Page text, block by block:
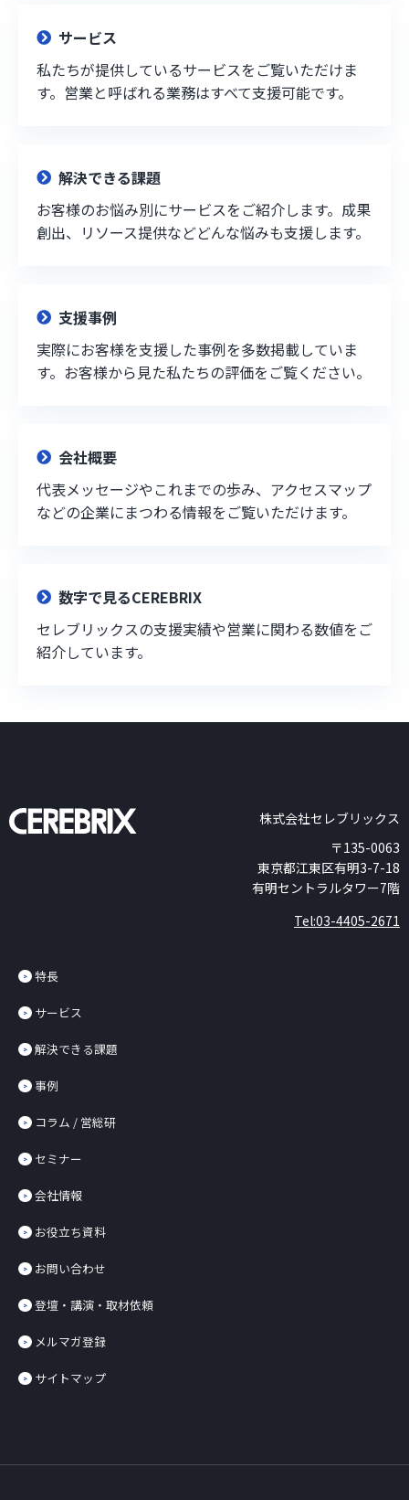
サービス
私たちが提供しているサービスをご覧いただけま
す。営業と呼ばれる業務はすべて支援可能です。
解決できる課題
お客様のお悩み別にサービスをご紹介します。成果
創出、リソース提供などどんな悩みも支援します。
支援事例
実際にお客様を支援した事例を多数掲載していま
す。お客様から見た私たちの評価をご覧ください。
会社概要
代表メッセージやこれまでの歩み、アクセスマップ
などの企業にまつわる情報をご覧いただけます。
数字で見るCEREBRIX
セレブリックスの支援実績や営業に関わる数値をご
紹介しています。
株式会社セレブリックス
〒135-0063
東京都江東区有明3-7-18
有明セントラルタワー7階
Tel:03-4405-2671
特長
サービス
解決できる課題
事例
コラム / 営総研
セミナー
会社情報
お役立ち資料
お問い合わせ
登壇・講演・取材依頼
メルマガ登録
サイトマップ